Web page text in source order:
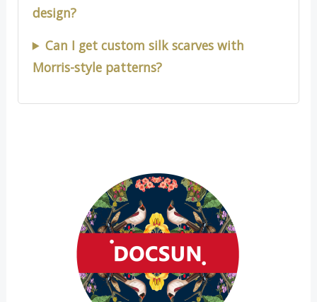
design?
Can I get custom silk scarves with
Morris-style patterns?